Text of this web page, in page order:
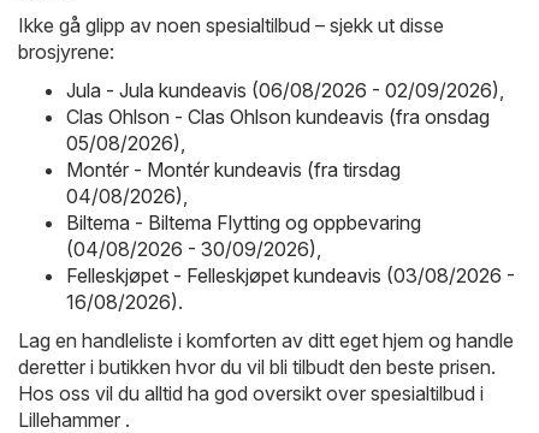
Ikke gå glipp av noen spesialtilbud – sjekk ut disse
brosjyrene:
Jula - Jula kundeavis (06/08/2026 - 02/09/2026)
Clas Ohlson - Clas Ohlson kundeavis (fra onsdag
05/08/2026)
Montér - Montér kundeavis (fra tirsdag
04/08/2026)
Biltema - Biltema Flytting og oppbevaring
(04/08/2026 - 30/09/2026)
Felleskjøpet - Felleskjøpet kundeavis (03/08/2026 -
16/08/2026).
Lag en handleliste i komforten av ditt eget hjem og handle
deretter i butikken hvor du vil bli tilbudt den beste prisen.
Hos oss vil du alltid ha god oversikt over spesialtilbud i
Lillehammer .